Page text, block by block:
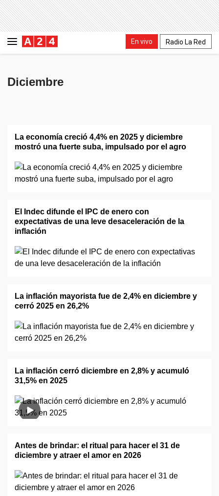
En vivo Radio La Red
Diciembre
La economía creció 4,4% en 2025 y diciembre
mostró una fuerte suba, impulsado por el agro
El Indec difunde el IPC de enero con
expectativas de una leve desaceleración de la
inflación
La inflación mayorista fue de 2,4% en diciembre y
cerró 2025 en 26,2%
La inflación cerró diciembre en 2,8% y acumuló
31,5% en 2025
Antes de brindar: el ritual para hacer el 31 de
diciembre y atraer el amor en 2026